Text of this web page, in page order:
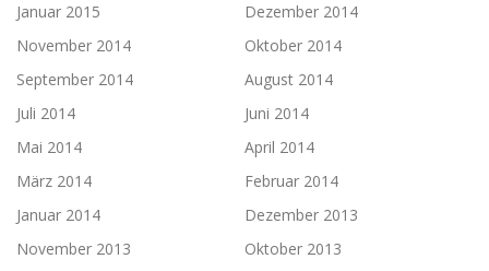
Januar 2015
Dezember 2014
November 2014
Oktober 2014
September 2014
August 2014
Juli 2014
Juni 2014
Mai 2014
April 2014
März 2014
Februar 2014
Januar 2014
Dezember 2013
November 2013
Oktober 2013